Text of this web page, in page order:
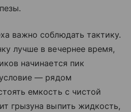
важно соблюдать тактику.
лучше в вечернее время,
начинается пик
— рядом
емкость с чистой
грызуна выпить жидкость,